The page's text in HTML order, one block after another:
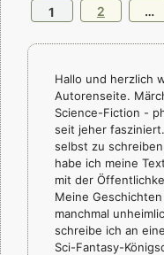
Seite
1 Seite
2 …
Hallo und herzlich
Autorenseite.
Science-Fiction -
seit jeher
selbst zu
habe ich meine
mit der
Meine
manchmal
schreibe ich an
Sci-Fantasy-